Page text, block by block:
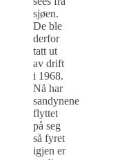
sjøen.
De ble
derfor
tatt ut
av drift
i 1968.
Nå har
sandynene
flyttet
på seg
så fyret
igjen er